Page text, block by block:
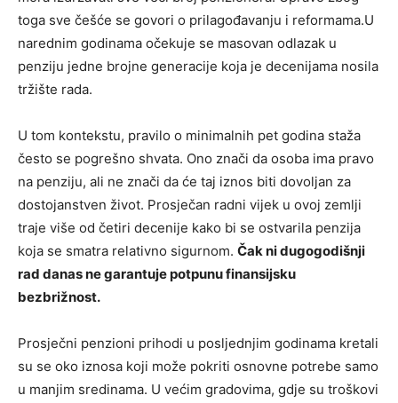
toga sve češće se govori o prilagođavanju i reformama.U
narednim godinama očekuje se masovan odlazak u
penziju jedne brojne generacije koja je decenijama nosila
tržište rada.
U tom kontekstu, pravilo o minimalnih pet godina staža
često se pogrešno shvata. Ono znači da osoba ima pravo
na penziju, ali ne znači da će taj iznos biti dovoljan za
dostojanstven život. Prosječan radni vijek u ovoj zemlji
traje više od četiri decenije kako bi se ostvarila penzija
koja se smatra relativno sigurnom. Čak ni dugogodišnji
rad danas ne garantuje potpunu finansijsku
bezbrižnost.
Prosječni penzioni prihodi u posljednjim godinama kretali
su se oko iznosa koji može pokriti osnovne potrebe samo
u manjim sredinama. U većim gradovima, gdje su troškovi